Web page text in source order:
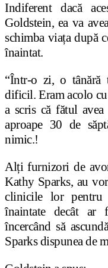
Indiferent dacă
Goldstein, ea va
schimba viața după
înaintat.
“Într-o zi, o tânără
dificil. Eram acolo
a scris că fătul
aproape 30 de
nimic.!
Alți furnizori de
Kathy Sparks, au
clinicile lor pentru
înaintate decât
încercând să
Sparks dispunea de